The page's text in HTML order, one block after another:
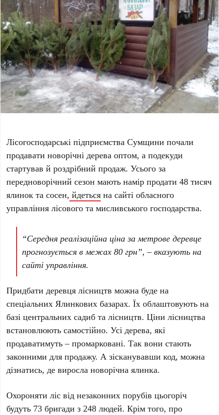
Лісогосподарські підприємства Сумщини почали
продавати новорічні дерева оптом, а подекуди
стартував й роздрібний продаж. Усього за
передноворічний сезон мають намір продати 48 тисяч
ялинок та сосен, йдеться на сайті обласного
управління лісового та мисливського господарства.
“Середня реалізаційна ціна за метрове деревце
прогнозується в межах 80 грн”, – вказують на
сайті управління.
Придбати деревця лісництв можна буде на
спеціальних Ялинкових базарах. Їх облаштовують на
базі центральних садиб та лісництв. Ціни лісництва
встановлюють самостійно. Усі дерева, які
продаватимуть – промарковані. Так вони стають
законними для продажу. А зісканувавши код, можна
дізнатись, де виросла новорічна ялинка.
Охороняти ліс від незаконних порубів цьогоріч
будуть 73 бригади з 248 людей. Крім того, про